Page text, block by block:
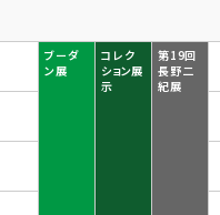
ブーダ
ン展
コレク
ション展
示
第19回
長野二
紀展